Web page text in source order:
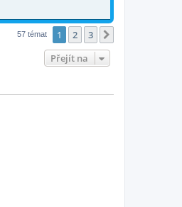
57 témat 1 2 3
Přejít na